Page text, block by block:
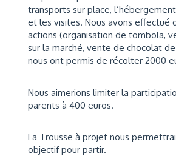
transports sur place,
et les visites. Nous avons effectué
actions (organisation de tombola,
sur la marché, vente de chocolat
nous ont permis de récolter 2000
Nous aimerions limiter la
parents à 400 euros.
La Trousse à projet nous
objectif pour partir.